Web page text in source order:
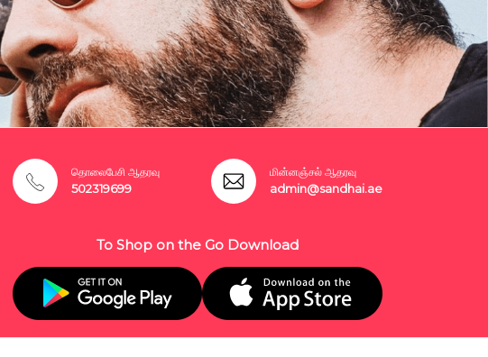
தொலைபேசி ஆதரவு
502319699
மின்னஞ்சல் ஆதரவு
admin@sandhai.ae
To Shop on the Go Download